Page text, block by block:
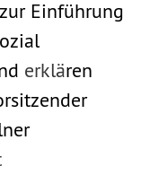
Einführung
erklären